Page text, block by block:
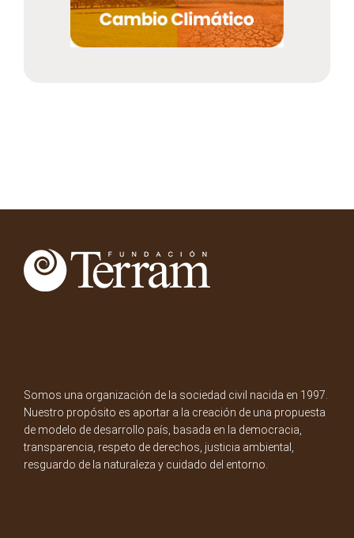
Somos una organización de la sociedad civil nacida en 1997.
Nuestro propósito es aportar a la creación de una propuesta
de modelo de desarrollo país, basada en la democracia,
transparencia, respeto de derechos, justicia ambiental,
resguardo de la naturaleza y cuidado del entorno.